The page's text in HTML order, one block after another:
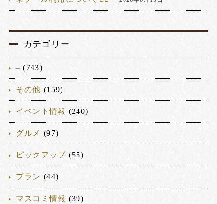
カテゴリー
– (743)
その他 (159)
イベント情報 (240)
グルメ (97)
ピックアップ (55)
プラン (44)
マスコミ情報 (39)